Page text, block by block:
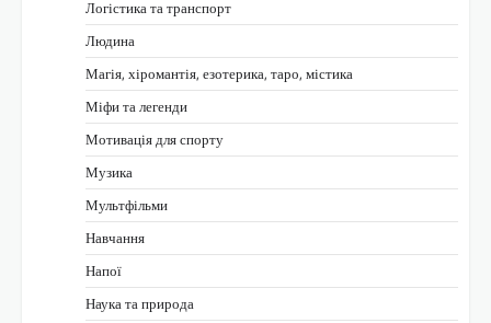
Логістика та транспорт
Людина
Магія, хіромантія, езотерика, таро, містика
Міфи та легенди
Мотивація для спорту
Музика
Мультфільми
Навчання
Напої
Наука та природа